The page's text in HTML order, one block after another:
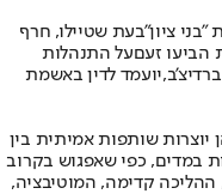
ציון"בעת שטיילו, חרף
הביעו זעםעל התנהלות
יועמד לדין באשמת
יוצרות שותפות אמיתית בין
במדים, כפי שאפגוש בקרוב
קדימה, המוטיבציה,